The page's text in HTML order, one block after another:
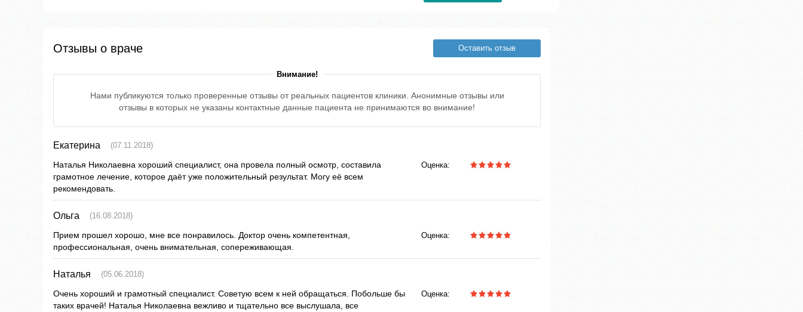
Отзывы о враче Оставить отзыв
Внимание!
Нами публикуются только проверенные отзывы от реальных пациентов клиники. Анонимные отзывы или
отзывы в которых не указаны контактные данные пациента не принимаются во внимание!
Екатерина (07.11.2018)
Наталья Николаевна хороший специалист, она провела полный осмотр, составила
грамотное лечение, которое даёт уже положительный результат. Могу её всем
рекомендовать.
Оценка:
Ольга (16.08.2018)
Прием прошел хорошо, мне все понравилось. Доктор очень компетентная,
профессиональная, очень внимательная, сопереживающая.
Оценка:
Наталья (05.06.2018)
Очень хороший и грамотный специалист. Советую всем к ней обращаться. Побольше бы
таких врачей! Наталья Николаевна вежливо и тщательно все выслушала, все
Оценка: